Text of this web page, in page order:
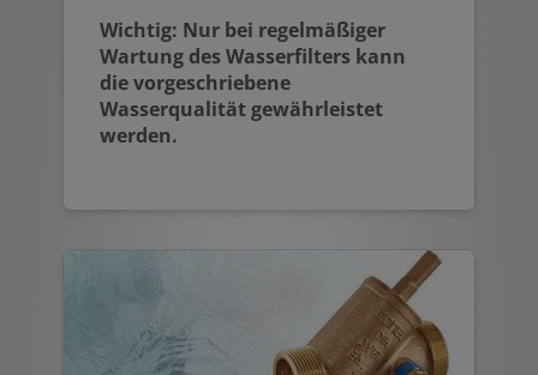
Wichtig: Nur bei regelmäßiger
Wartung des Wasserfilters kann
die vorgeschriebene
Wasserqualität gewährleistet
werden.